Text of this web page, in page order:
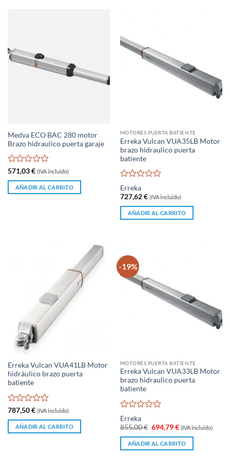
Medva ECO BAC 280 motor
Brazo hidraulico puerta garaje
Valorado
con
de
571,03€ (IVA incluido)
AÑADIR AL CARRITO
MOTORES PUERTA BATIENTE
Erreka Vulcan VUA35LB Motor
brazo hidraulico puerta
batiente
Valorado
con
0
5
Erreka
727,62€ (IVA incluido)
AÑADIR AL CARRITO
Erreka Vulcan VUA41LB Motor
hidráulico brazo puerta
batiente
Valorado
con
de
787,50€ (IVA incluido)
AÑADIR AL CARRITO
-19%
MOTORES PUERTA BATIENTE
Erreka Vulcan VUA33LB Motor
brazo hidraulico puerta
batiente
Valorado
con
0
5
Erreka
855,00€ El
precio
original
era:
694,79€El
precio
actual
es:
(IVA incluido)
AÑADIR AL CARRITO